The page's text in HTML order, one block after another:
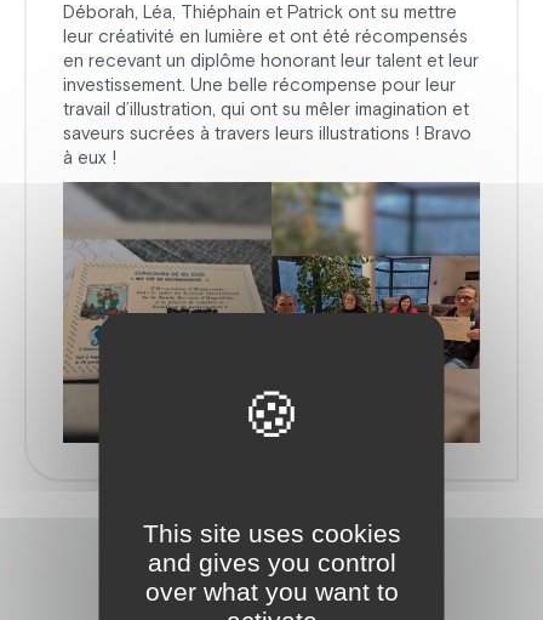
Déborah, Léa, Thiéphain et Patrick ont su mettre
leur créativité en lumière et ont été récompensés
en recevant un diplôme honorant leur talent et leur
investissement. Une belle récompense pour leur
travail d’illustration, qui ont su mêler imagination et
saveurs sucrées à travers leurs illustrations ! Bravo
à eux !
This site uses cookies
and gives you control
over what you want to